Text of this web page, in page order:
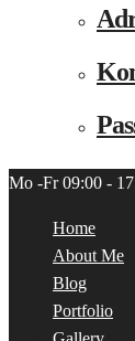
Mo -Fr 09:00 -
Home
About Me
Blog
Portfolio